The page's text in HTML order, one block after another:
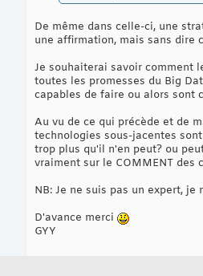
De même dans celle-ci, une
une affirmation, mais sans dire
Je souhaiterai savoir comment
toutes les promesses du Big
capables de faire ou alors sont
Au vu de ce qui précède et de
technologies sous-jacentes
trop plus qu'il n'en peut? ou
vraiment sur le COMMENT des
NB: Je ne suis pas un expert,
D'avance merci
GYY